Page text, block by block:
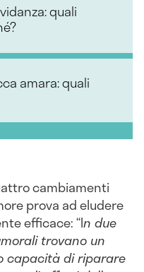
quali
amara: quali
cambiamenti
prova ad eludere
efficace: “In due
trovano un
capacità di riparare